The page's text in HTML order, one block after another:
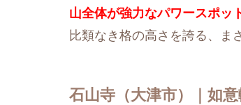
山全体が強力なパワースポッ
比類なき格の高さを誇る、ま
石山寺（大津市）｜如